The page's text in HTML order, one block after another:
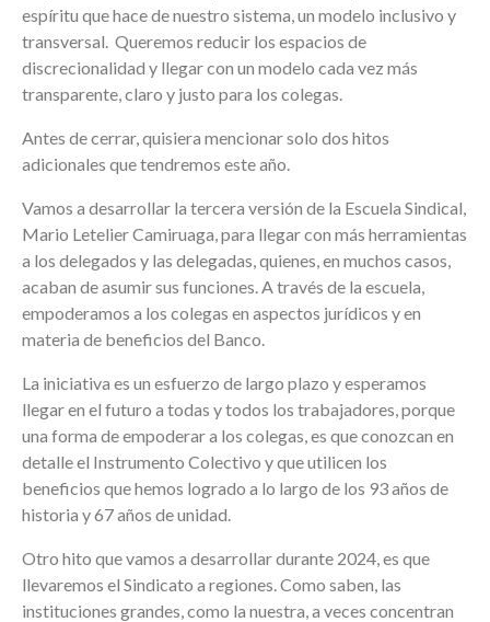
espíritu que hace de nuestro sistema, un modelo inclusivo y
transversal. Queremos reducir los espacios de
discrecionalidad y llegar con un modelo cada vez más
transparente, claro y justo para los colegas.
Antes de cerrar, quisiera mencionar solo dos hitos
adicionales que tendremos este año.
Vamos a desarrollar la tercera versión de la Escuela Sindical,
Mario Letelier Camiruaga, para llegar con más herramientas
a los delegados y las delegadas, quienes, en muchos casos,
acaban de asumir sus funciones. A través de la escuela,
empoderamos a los colegas en aspectos jurídicos y en
materia de beneficios del Banco.
La iniciativa es un esfuerzo de largo plazo y esperamos
llegar en el futuro a todas y todos los trabajadores, porque
una forma de empoderar a los colegas, es que conozcan en
detalle el Instrumento Colectivo y que utilicen los
beneficios que hemos logrado a lo largo de los 93 años de
historia y 67 años de unidad.
Otro hito que vamos a desarrollar durante 2024, es que
llevaremos el Sindicato a regiones. Como saben, las
instituciones grandes, como la nuestra, a veces concentran